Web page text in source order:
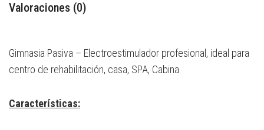
Valoraciones (0)
Gimnasia Pasiva – Electroestimulador profesional, ideal para
centro de rehabilitación, casa, SPA, Cabina
Características: